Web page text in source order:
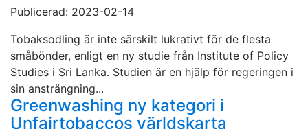
Publicerad: 2023-02-14
Tobaksodling är inte särskilt lukrativt för de flesta
småbönder, enligt en ny studie från Institute of Policy
Studies i Sri Lanka. Studien är en hjälp för regeringen i
sin ansträngning...
Greenwashing ny kategori i
Unfairtobaccos världskarta